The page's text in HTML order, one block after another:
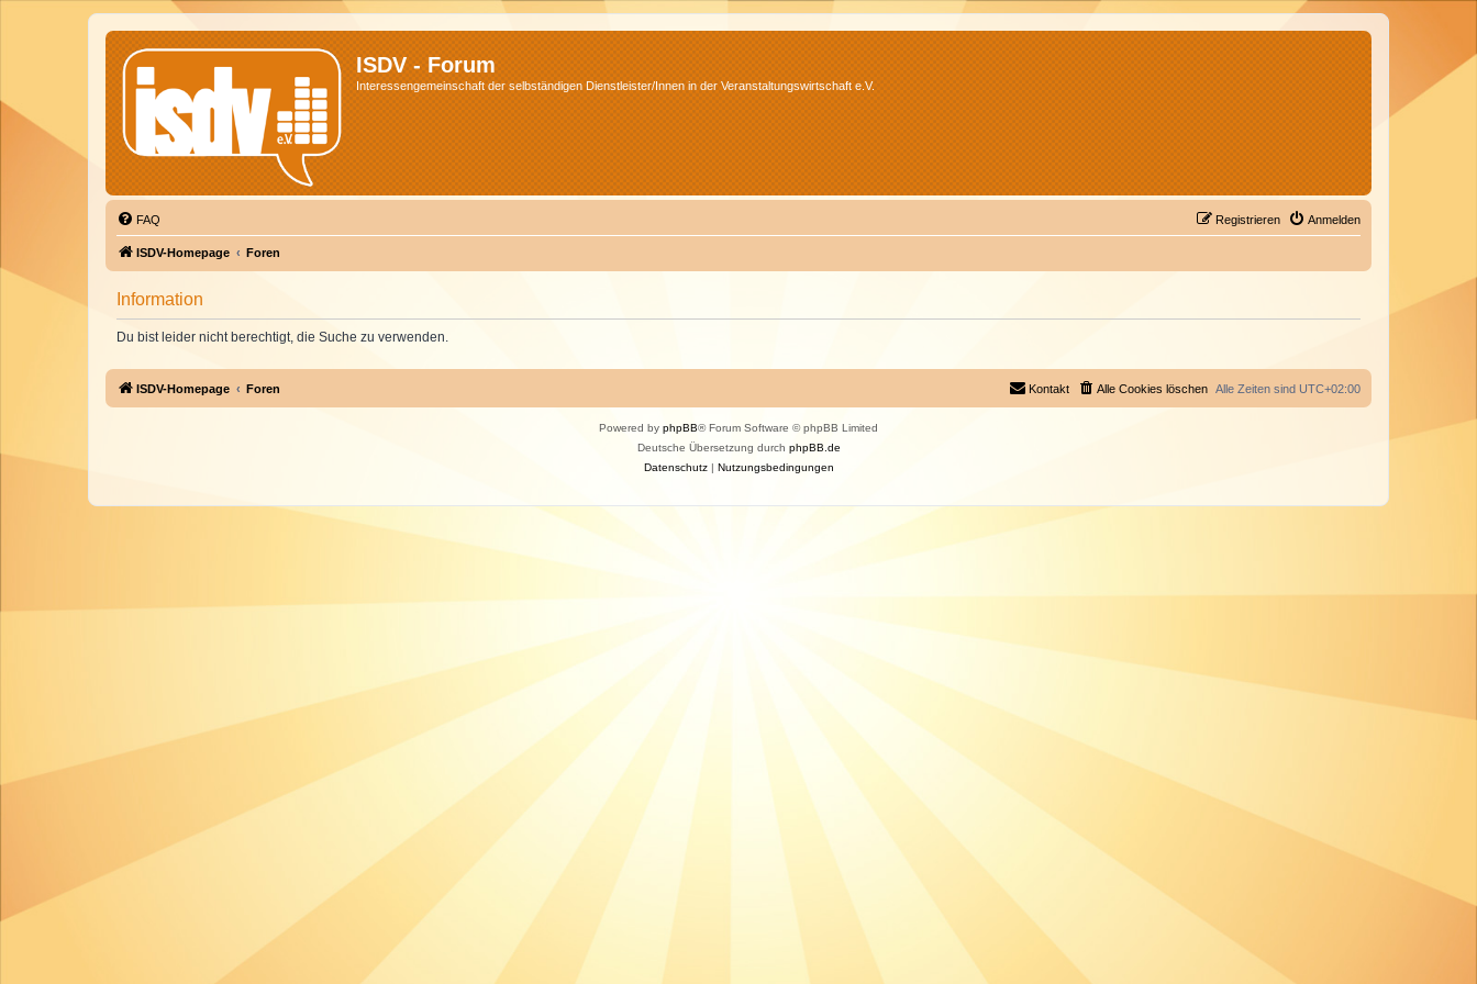
ISDV - Forum
Interessengemeinschaft der selbständigen Dienstleister/Innen in der Veranstaltungswirtschaft e.V.
FAQ Anmelden
Registrieren
ISDV-Homepage Foren
Information
Du bist leider nicht berechtigt, die Suche zu verwenden.
ISDV-Homepage Foren Alle Zeiten sind UTC+02:00
Alle Cookies löschen
Kontakt
Powered by phpBB® Forum Software © phpBB Limited
Deutsche Übersetzung durch phpBB.de
Datenschutz| Nutzungsbedingungen